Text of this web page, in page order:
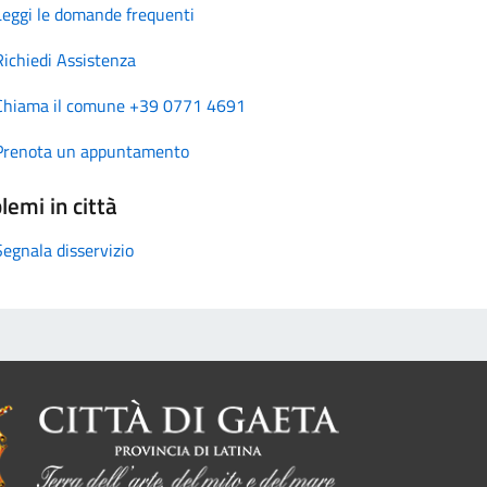
le domande frequenti
Assistenza
il comune +39 0771 4691
un appuntamento
in città
disservizio